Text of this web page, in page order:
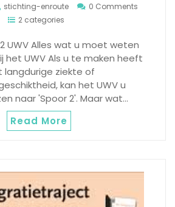
stichting-enroute
0 Comments
2 categories
UWV Alles wat u moet weten
het UWV Als u te maken heeft
langdurige ziekte of
kan het UWV u
naar 'Spoor 2'. Maar wat…
Read More